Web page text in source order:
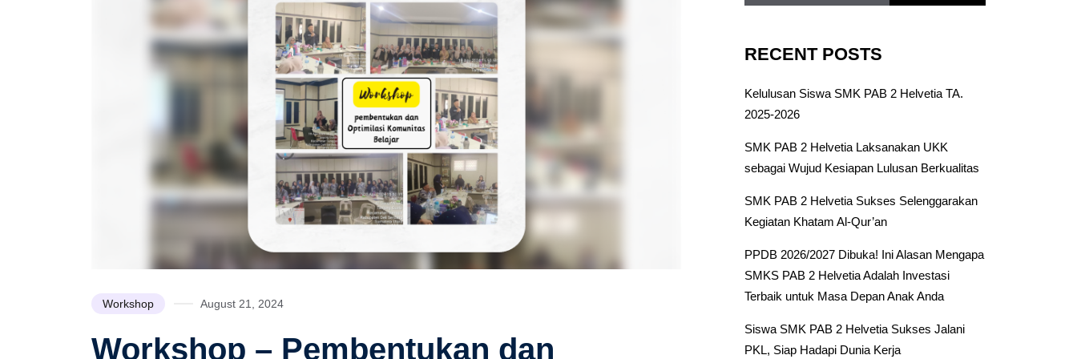
Workshop August 21, 2024
Workshop – Pembentukan dan
RECENT POSTS
Kelulusan Siswa SMK PAB 2 Helvetia TA.
2025-2026
SMK PAB 2 Helvetia Laksanakan UKK
sebagai Wujud Kesiapan Lulusan Berkualitas
SMK PAB 2 Helvetia Sukses Selenggarakan
Kegiatan Khatam Al-Qur’an
PPDB 2026/2027 Dibuka! Ini Alasan Mengapa
SMKS PAB 2 Helvetia Adalah Investasi
Terbaik untuk Masa Depan Anak Anda
Siswa SMK PAB 2 Helvetia Sukses Jalani
PKL, Siap Hadapi Dunia Kerja